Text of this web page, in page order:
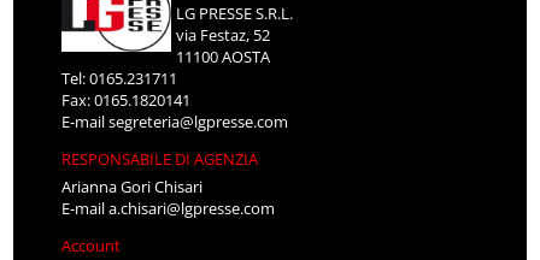
LG PRESSE S.R.L.
via Festaz, 52
11100 AOSTA
Tel: 0165.231711
Fax: 0165.1820141
E-mailsegreteria@lgpresse.com
RESPONSABILE DI AGENZIA
Arianna Gori Chisari
E-maila.chisari@lgpresse.com
Account